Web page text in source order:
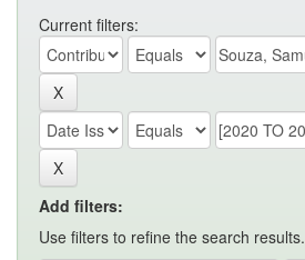
Current filters:
Add filters:
Use filters to refine the search results.